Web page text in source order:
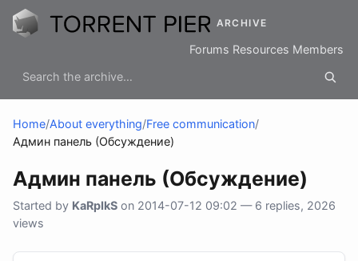
ARCHIVE
Forums Resources Members
Home/About everything/Free communication/
Админ панель (Обсуждение)
Админ панель (Обсуждение)
Started by KaRpIkS on 2014-07-12 09:02 — 6 replies, 2026
views